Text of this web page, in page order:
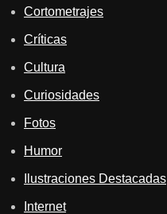
Cortometrajes
Críticas
Cultura
Curiosidades
Fotos
Humor
Ilustraciones Destacadas
Internet